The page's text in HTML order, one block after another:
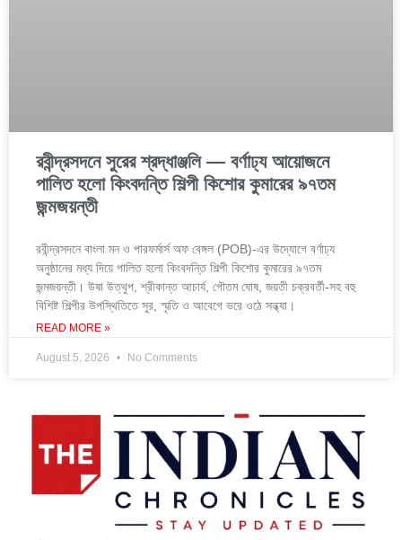
রবীন্দ্রসদনে সুরের শ্রদ্ধাঞ্জলি — বর্ণাঢ্য আয়োজনে
পালিত হলো কিংবদন্তি শিল্পী কিশোর কুমারের ৯৭তম
জন্মজয়ন্তী
রবীন্দ্রসদনে বাংলা মন ও পারফর্মার্স অফ বেঙ্গল (POB)-এর উদ্যোগে বর্ণাঢ্য
অনুষ্ঠানের মধ্য দিয়ে পালিত হলো কিংবদন্তি শিল্পী কিশোর কুমারের ৯৭তম
জন্মজয়ন্তী। উষা উত্থুপ, শ্রীকান্ত আচার্য, গৌতম ঘোষ, জয়তী চক্রবর্তী-সহ বহু
বিশিষ্ট শিল্পীর উপস্থিতিতে সুর, স্মৃতি ও আবেগে ভরে ওঠে সন্ধ্যা।
READ MORE »
August 5, 2026 No Comments